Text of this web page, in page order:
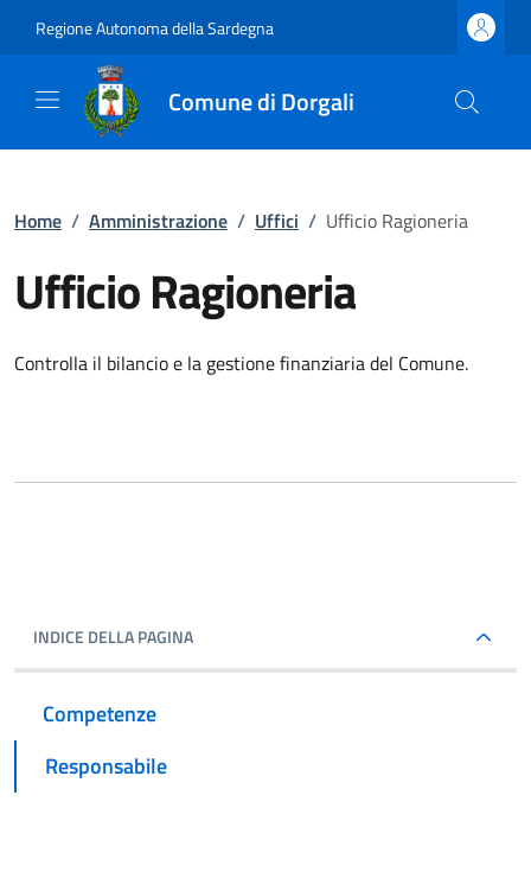
Regione Autonoma della Sardegna
Comune di Dorgali
Home / Amministrazione / Uffici / Ufficio Ragioneria
Ufficio Ragioneria
Controlla il bilancio e la gestione finanziaria del Comune.
INDICE DELLA PAGINA
Competenze
Responsabile